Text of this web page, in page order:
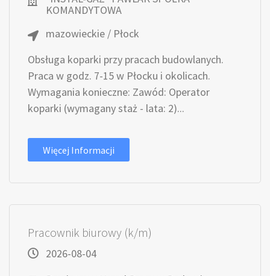
KOMANDYTOWA
mazowieckie / Płock
Obsługa koparki przy pracach budowlanych.
Praca w godz. 7-15 w Płocku i okolicach.
Wymagania konieczne: Zawód: Operator
koparki (wymagany staż - lata: 2)...
Więcej Informacji
Pracownik biurowy (k/m)
2026-08-04